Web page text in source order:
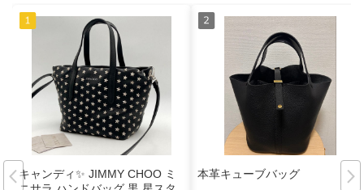
キャンディ✨ JIMMY CHOO ミ
本革キューブバッグ